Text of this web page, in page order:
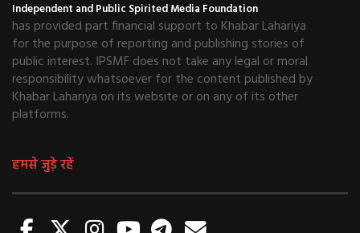
Independent and Public Spirited Media Foundation
has provided part financial support to Khabar Lahariya
for the purpose of reporting and publishing stories of
public interest. IPSMF does not take any legal or moral
responsibility whatsoever for the content published by
Khabar Lahariya on its website or on any of its other
platforms.
हमसे जुड़े रहें